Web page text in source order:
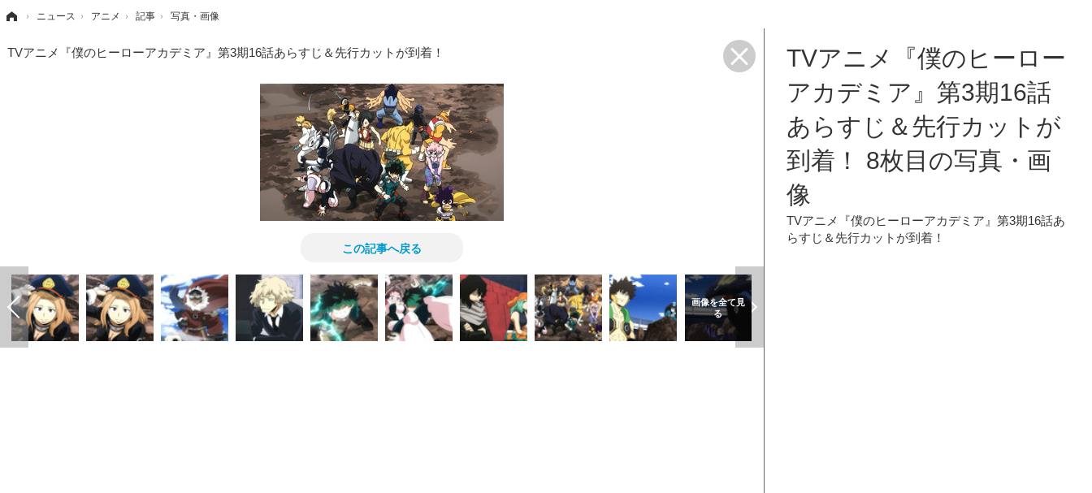
› ニュース › アニメ › 記事 › 写真・画像
TVアニメ『僕のヒーローアカデミア』第3期16話あらすじ＆先行カットが到着！
この記事へ戻る
TVアニメ『僕のヒーロー
アカデミア』第3期16話
あらすじ＆先行カットが
到着！ 8枚目の写真・画
像
TVアニメ『僕のヒーローアカデミア』第3期16話あ
らすじ＆先行カットが到着！